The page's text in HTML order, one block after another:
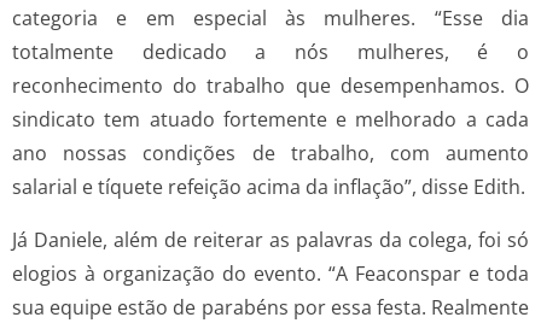
categoria e em especial às mulheres. “Esse dia
totalmente dedicado a nós mulheres, é o
reconhecimento do trabalho que desempenhamos. O
sindicato tem atuado fortemente e melhorado a cada
ano nossas condições de trabalho, com aumento
salarial e tíquete refeição acima da inflação”, disse Edith.
Já Daniele, além de reiterar as palavras da colega, foi só
elogios à organização do evento. “A Feaconspar e toda
sua equipe estão de parabéns por essa festa. Realmente